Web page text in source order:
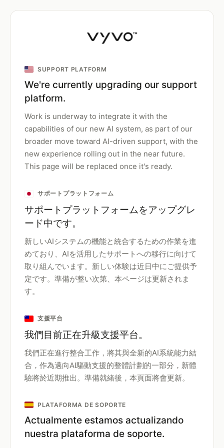
SUPPORT PLATFORM
We're currently upgrading our support
platform.
Work is underway to integrate it with the
capabilities of our new AI system, as part of our
broader move toward AI-driven support, with the
new experience rolling out in the near future.
This page will be replaced once it's ready.
サポートプラットフォーム
サポートプラットフォームをアップグレ
ード中です。
新しいAIシステムの機能と統合するための作業を進
めており、AIを活用したサポートへの移行に向けて
取り組んでいます。新しい体験は近日中にご提供予
定です。準備が整い次第、本ページは更新されま
す。
支援平台
我們目前正在升級支援平台。
我們正在進行整合工作，將其與全新的AI系統能力結
合，作為邁向AI驅動支援的整體計劃的一部分，新體
驗將於近期推出。準備就緒後，本頁面將會更新。
PLATAFORMA DE SOPORTE
Actualmente estamos actualizando
nuestra plataforma de soporte.